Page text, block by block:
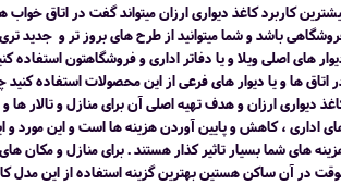
کاربرد کاغذ دیواری ارزان میتواند گفت در اتاق خواب
باشد و شما میتوانید از طرح های بروز تر و جدید تری
های اصلی ویلا و یا دفاتر اداری و فروشگاهتون استفاده
اتاق ها و یا دیوار های فرعی از این محصولات استفاده کنید
دیواری ارزان و هدف تهیه اصلی آن برای منازل و تالار ها
اداری ، کاهش و پایین آوردن هزینه ها است و این مورد
های شما بسیار تاثیر کذار هستند . برای منازل و مکان
در آن ساکن هستین بهترین گزینه استفاده از این مدل